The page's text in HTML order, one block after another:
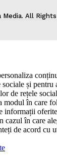
All Rights
și pentru
de rețele
în care
informații
în care
de acord cu